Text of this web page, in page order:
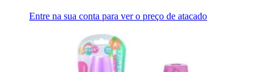
Entre na sua conta para ver o preço de atacado